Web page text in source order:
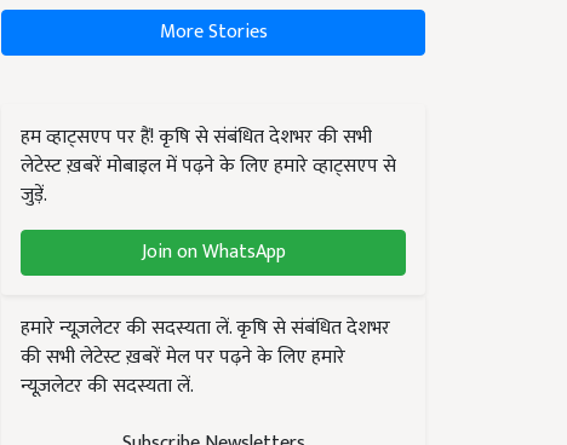
More Stories
हम व्हाट्सएप पर हैं! कृषि से संबंधित देशभर की सभी
लेटेस्ट ख़बरें मोबाइल में पढ़ने के लिए हमारे व्हाट्सएप से
जुड़ें.
Join on WhatsApp
हमारे न्यूज़लेटर की सदस्यता लें. कृषि से संबंधित देशभर
की सभी लेटेस्ट ख़बरें मेल पर पढ़ने के लिए हमारे
न्यूज़लेटर की सदस्यता लें.